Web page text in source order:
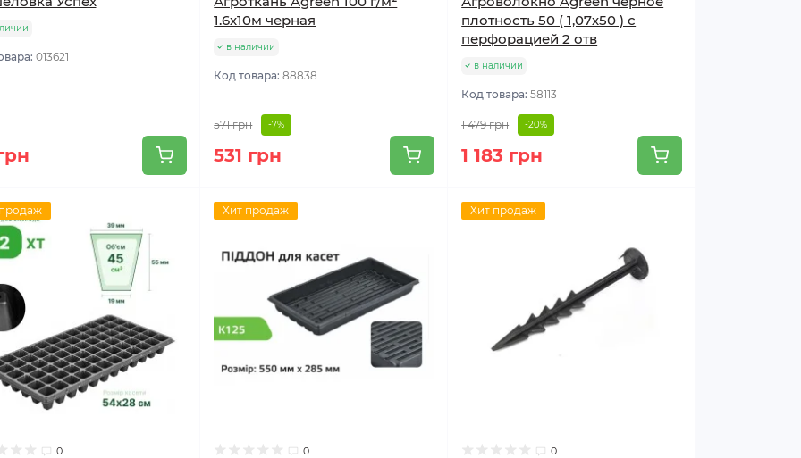
013621
1.6х10м черная
в наличии
Код товара:88838
571 грн -7%
531 грн
плотность 50 ( 1,07х50 ) с
перфорацией 2 отв
в наличии
Код товара:58113
1 479 грн -20%
1 183 грн
0
Хит продаж
0
Хит продаж
0